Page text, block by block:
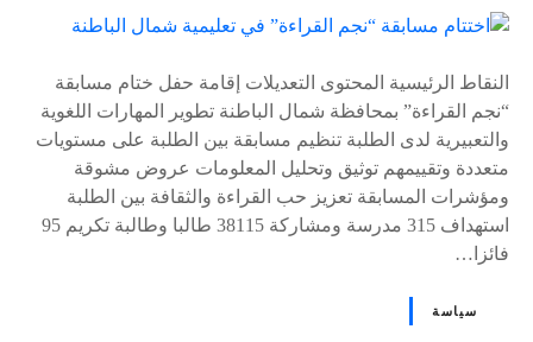
ى
s
النقاط الرئيسية المحتوى التعديلات إقامة حفل ختام مسابقة
“نجم القراءة” بمحافظة شمال الباطنة تطوير المهارات اللغوية
والتعبيرية لدى الطلبة تنظيم مسابقة بين الطلبة على مستويات
متعددة وتقييمهم توثيق وتحليل المعلومات عروض مشوقة
ومؤشرات المسابقة تعزيز حب القراءة والثقافة بين الطلبة
استهداف 315 مدرسة ومشاركة 38115 طالبا وطالبة تكريم 95
فائزا…
سياسة